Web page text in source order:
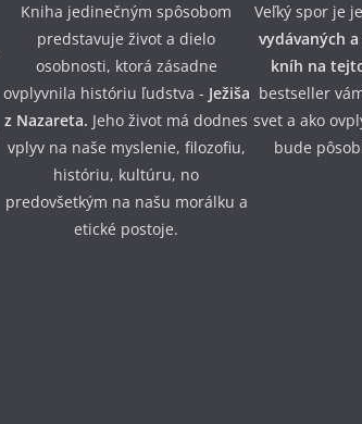
Kniha jedinečným spôsobom
predstavuje život a dielo
osobnosti, ktorá zásadne
ovplyvnila históriu ľudstva - Ježiša
z Nazareta. Jeho život má dodnes
vplyv na naše myslenie, filozofiu,
históriu, kultúru, no
predovšetkým na našu morálku a
etické postoje.
Veľký spor je
vydávaných
kníh na
bestseller
svet a ako
bude